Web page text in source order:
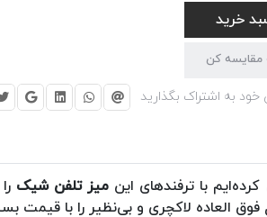
خرید
مقایسه کن
به اشتراک بگذارید
کرده‌ایم با ترفندهای این میز تلفن شیک
العاده لاکچری و بی‌نظیر را با قیمت